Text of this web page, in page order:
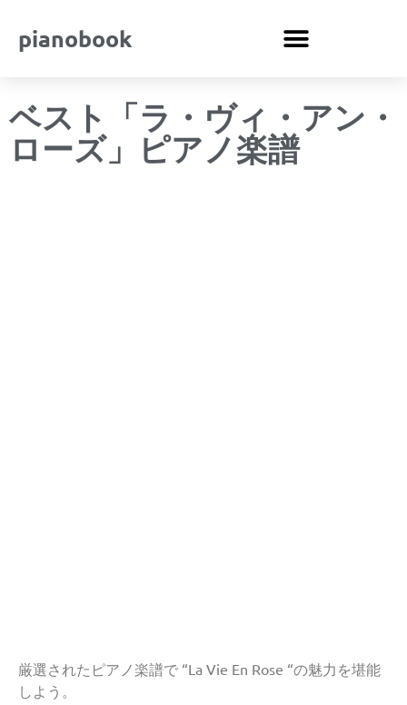
pianobook
ベスト「ラ・ヴィ・アン・
ローズ」ピアノ楽譜
厳選されたピアノ楽譜で “La Vie En Rose “の魅力を堪能
しよう。